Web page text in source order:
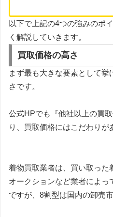
以下で上記の4つの強みのポ
く解説していきます。
買取価格の高さ
まず最も大きな要素として
さです。
公式HPでも『他社以上の買
り、買取価格にはこだわりが
着物買取業者は、買い取った
オークションなど業者によっ
ですが、8割型は国内の卸売